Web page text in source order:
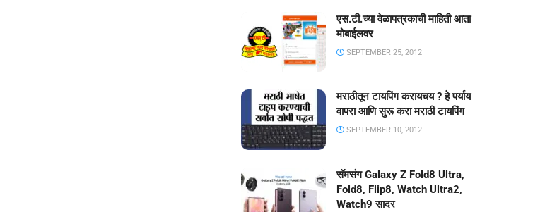
एस.टी.च्या वेळापत्रकाची माहिती आता
मोबाईलवर
SEPTEMBER 25, 2012
मराठीतून टायपिंग करायचय ? हे पर्याय
वापरा आणि सुरू करा मराठी टायपिंग
SEPTEMBER 10, 2012
सॅमसंग Galaxy Z Fold8 Ultra,
Fold8, Flip8, Watch Ultra2,
Watch9 सादर